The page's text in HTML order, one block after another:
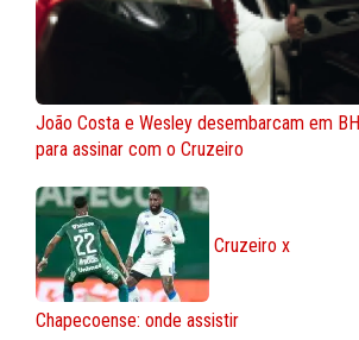
João Costa e Wesley desembarcam em BH
para assinar com o Cruzeiro
Cruzeiro x
Chapecoense: onde assistir